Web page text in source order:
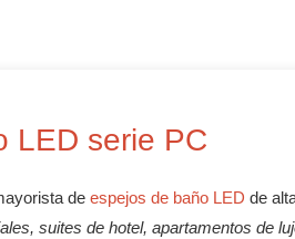
LED serie PC
de espejos de baño LED de
suites de hotel, apartamentos de